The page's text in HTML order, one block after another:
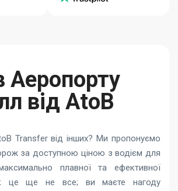
Аеропорту
від AtoB
Transfer від інших? Ми пропонуємо
за доступною ціною з водієм для
плавної та ефективної
це ще не все; ви маєте нагоду